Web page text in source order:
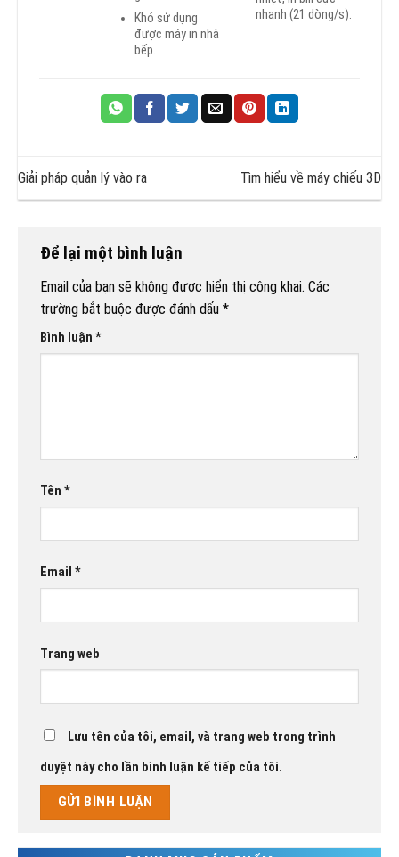
Khó sử dụng
được máy in nhà
bếp.
nhanh (21 dòng/s).
Giải pháp quản lý vào ra Tìm hiểu về máy chiếu 3D
Để lại một bình luận
Email của bạn sẽ không được hiển thị công khai. Các
trường bắt buộc được đánh dấu *
Bình luận *
Tên *
Email *
Trang web
Lưu tên của tôi, email, và trang web trong trình
duyệt này cho lần bình luận kế tiếp của tôi.